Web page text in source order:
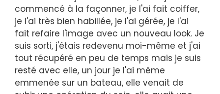
commencé à la façonner, je l'ai fait coiffer,
je l'ai très bien habillée, je l'ai gérée, je l'ai
fait refaire l'image avec un nouveau look. Je
suis sorti, j'étais redevenu moi-même et j'ai
tout récupéré en peu de temps mais je suis
resté avec elle, un jour je l'ai même
emmenée sur un bateau, elle venait de